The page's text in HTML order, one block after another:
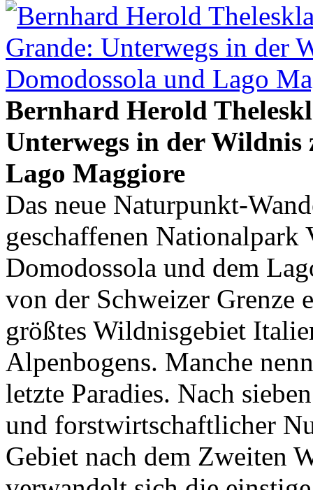
Bernhard Herold
Unterwegs in der Wildnis
Lago Maggiore
Das neue Naturpunkt-
geschaffenen Nationalpark
Domodossola und dem
von der Schweizer Grenze
größtes Wildnisgebiet
Alpenbogens. Manche
letzte Paradies. Nach
und forstwirtschaftlicher
Gebiet nach dem Zweiten